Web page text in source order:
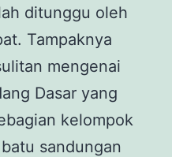
ditunggu oleh
Tampaknya
mengenai
Dasar yang
kelompok
sandungan